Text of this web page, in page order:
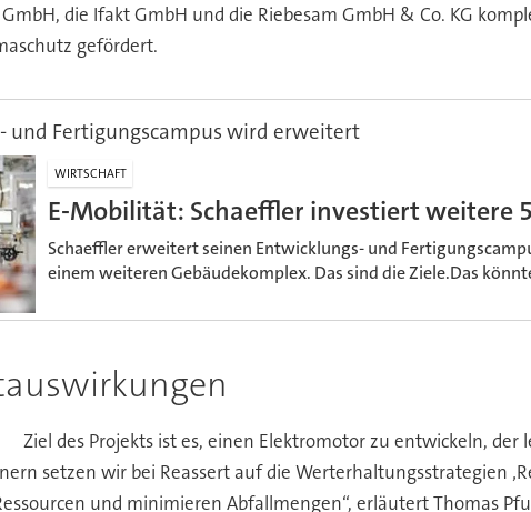
die Ifakt GmbH und die Riebesam GmbH & Co. KG
gefördert.
und Fertigungscampus wird erweitert
WIRTSCHAFT
E-Mobilität: Schaeffler investiert weitere
Schaeffler erweitert seinen Entwicklungs- und
einem weiteren Gebäudekomplex. Das sind die Ziele.Das
Ziel des Projekts ist es, einen Elektromotor zu entwickeln,
setzen wir bei Reassert auf die Werterhaltungsstrategien
und minimieren Abfallmengen“, erläutert Thomas